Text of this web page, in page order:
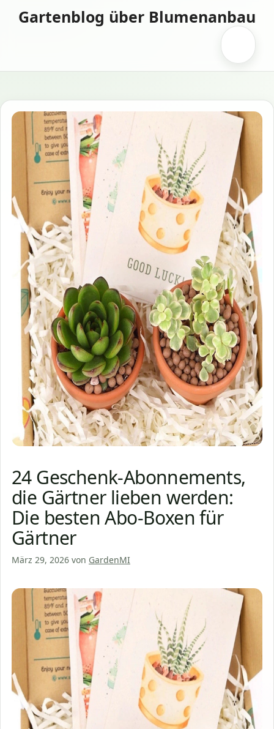
InhaltGartenblog über Blumenanbau
24 Geschenk-Abonnements,
die Gärtner lieben werden:
Die besten Abo-Boxen für
Gärtner
März 29, 2026 von GardenMI